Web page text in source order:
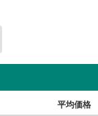
平均価格